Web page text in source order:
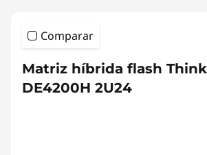
Comparar
Matriz híbrida flash
DE4200H 2U24